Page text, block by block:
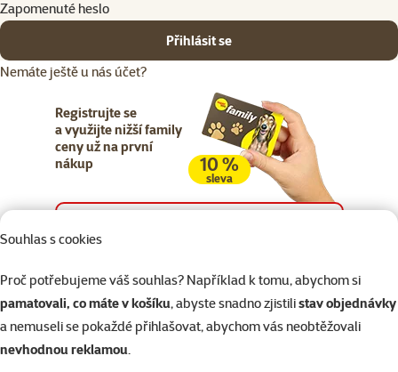
Souhlas s cookies
Proč potřebujeme váš souhlas? Například k tomu, abychom si
pamatovali, co máte v košíku, abyste snadno zjistilistav objednávky
a nemuseli se pokaždé přihlašovat, abychom vás neobtěžovali
nevhodnou reklamou.
Zapomenuté heslo
Přihlásit se
Nemáte ještě u nás účet?
Registrujte se
a využijte nižší family
ceny už na první
nákup
10 %
sleva
Napište nám
eshop@superzoo.cz
321 000 180